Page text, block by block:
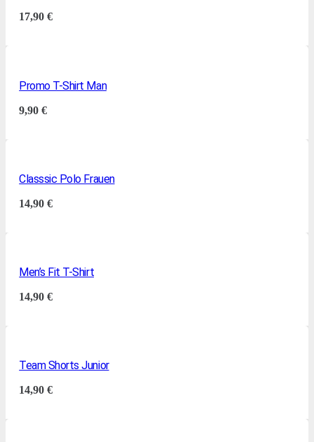
17,90€
Promo T-Shirt Man
9,90€
Classsic Polo Frauen
14,90€
Men’s Fit T-Shirt
14,90€
Team Shorts Junior
14,90€